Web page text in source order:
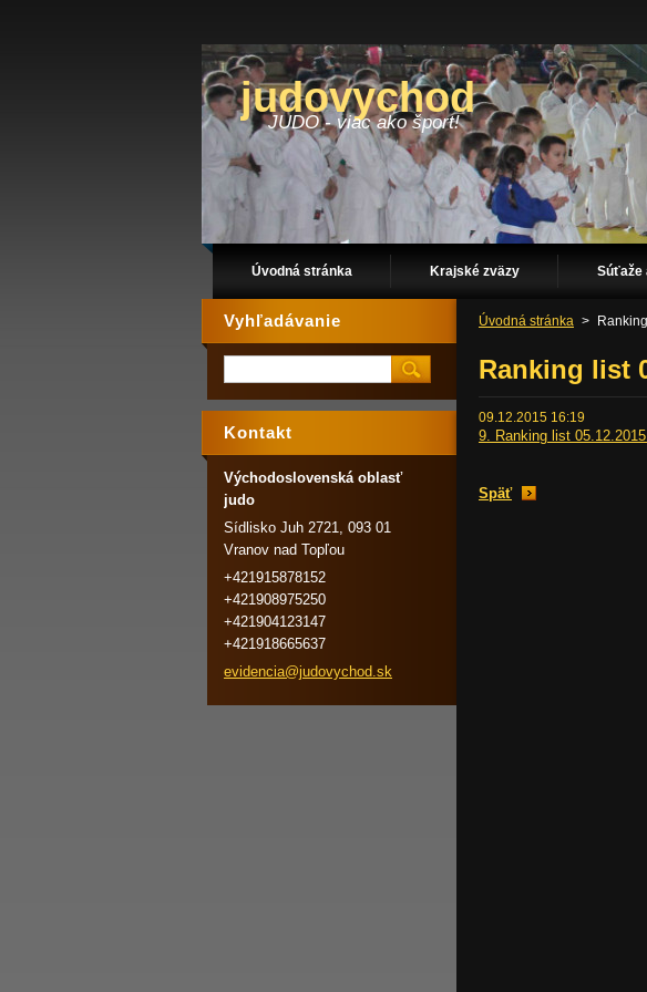
judovychod
JUDO - viac ako šport!
Úvodná stránka Krajské zväzy Súťaže
Úvodná stránka >
Ranking list
09.12.2015 16:19
9. Ranking list
Späť
Vyhľadávanie
Kontakt
Východoslovenská oblasť
judo
Sídlisko Juh 2721, 093 01
Vranov nad Topľou
+421915878152
+421908975250
+421904123147
+421918665637
evidencia@judovychod.sk